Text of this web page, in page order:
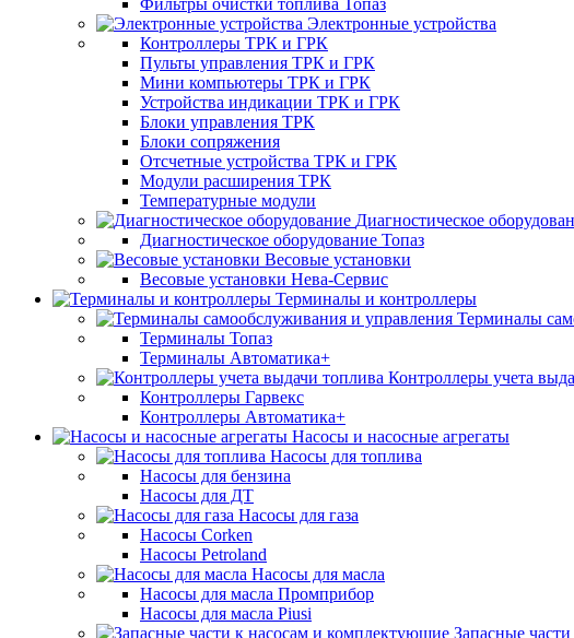
Фильтры очистки топлива Топаз
Электронные устройства
Контроллеры ТРК и ГРК
Пульты управления ТРК и ГРК
Мини компьютеры ТРК и ГРК
Устройства индикации ТРК и ГРК
Блоки управления ТРК
Блоки сопряжения
Отсчетные устройства ТРК и ГРК
Модули расширения ТРК
Температурные модули
Диагностическое
Диагностическое оборудование Топаз
Весовые установки
Весовые установки Нева-Сервис
Терминалы и контроллеры
Терминалы
Терминалы Топаз
Терминалы Автоматика+
Контроллеры учета
Контроллеры Гарвекс
Контроллеры Автоматика+
Насосы и насосные агрегаты
Насосы для топлива
Насосы для бензина
Насосы для ДТ
Насосы для газа
Насосы Corken
Насосы Petroland
Насосы для масла
Насосы для масла Промприбор
Насосы для масла Piusi
Запасные